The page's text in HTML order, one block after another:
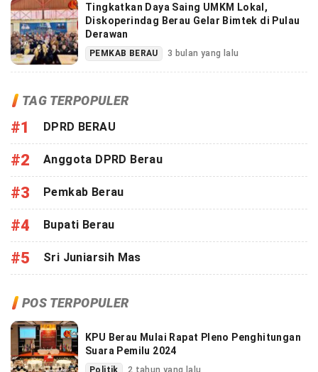
Tingkatkan Daya Saing UMKM Lokal,
Diskoperindag Berau Gelar Bimtek di Pulau
Derawan
PEMKAB BERAU 3 bulan yang lalu
TAG TERPOPULER
#1 DPRD BERAU
#2 Anggota DPRD Berau
#3 Pemkab Berau
#4 Bupati Berau
#5 Sri Juniarsih Mas
POS TERPOPULER
KPU Berau Mulai Rapat Pleno Penghitungan
Suara Pemilu 2024